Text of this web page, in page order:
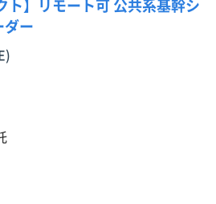
ト】リモート可 公共系基幹シ
ダー